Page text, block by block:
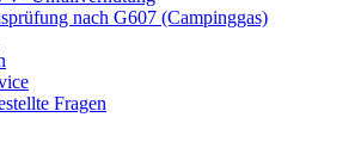
nach G607 (Campinggas)
Fragen